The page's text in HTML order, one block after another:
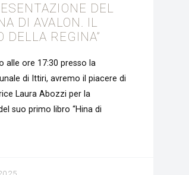
DEL
DI AVALON. IL
DELLA REGINA”
alle ore 17:30 presso la
di Ittiri, avremo il piacere di
Laura Abozzi per la
suo primo libro “Hina di